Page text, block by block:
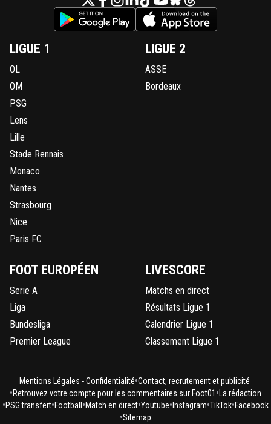
LIGUE 1
OL
OM
PSG
Lens
Lille
Stade Rennais
Monaco
Nantes
Strasbourg
Nice
Paris FC
LIGUE 2
ASSE
Bordeaux
FOOT EUROPÉEN
Serie A
Liga
Bundesliga
Premier League
LIVESCORE
Matchs en direct
Résultats Ligue 1
Calendrier Ligue 1
Classement Ligue 1
Mentions Légales - Confidentialité•Contact, recrutement et publicité
•Retrouvez votre compte pour les commentaires sur Foot01 • La rédaction
•PSG transfert•Football •Match en direct•Youtube• Instagram•TikTok•Facebook
•Sitemap